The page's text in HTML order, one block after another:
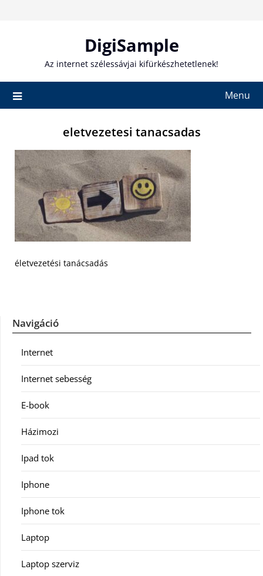
DigiSample
Az internet szélessávjai kifürkészhetetlenek!
Menu
eletvezetesi tanacsadas
életvezetési tanácsadás
Navigáció
Internet
Internet sebesség
E-book
Házimozi
Ipad tok
Iphone
Iphone tok
Laptop
Laptop szerviz